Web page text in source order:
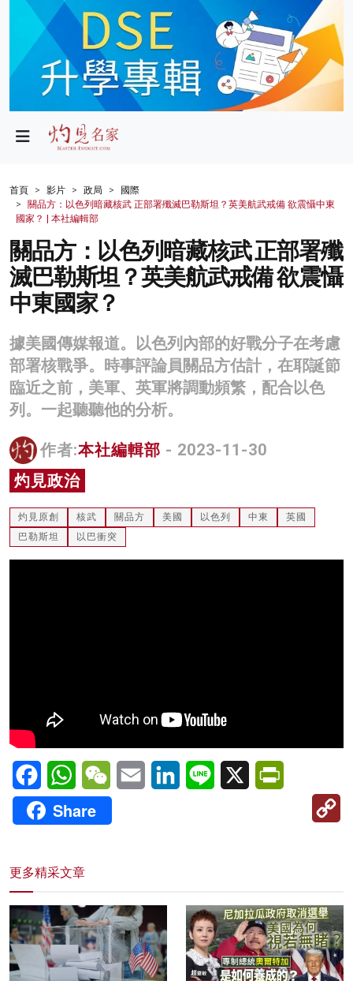
政局
財經
生活
健康
商業
科技
影片
名家榜
灼見活動
關於我們
首頁 影片 政局
國際
關品方：以色列暗藏核武 正部署殲滅巴勒斯坦？英美航武戒備 欲震懾中東
國家？ | 本社編輯部
關品方：以色列暗藏核武 正部署殲
滅巴勒斯坦？英美航武戒備 欲震懾
中東國家？
據美國傳媒報道。以色列內部的好戰分子在考慮
部署核戰爭。時事評論員關品方估計，在耶誕節
臨近之前，美軍、英軍將調動頻繁，配合以色
列。一起聽聽他的分析。
作者:本社編輯部 - 2023-11-30
灼見政治
灼見原創 核武 關品方 美國 以色列 中東
英國
巴勒斯坦
以巴衝突
FacebookWhatsAppWeChatEmail LinkedInLine X
Share
更多精采文章